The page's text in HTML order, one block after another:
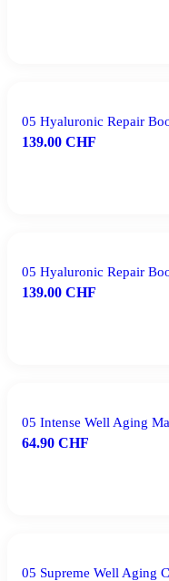
05 Hyaluronic Repair
139.00 CHF
05 Hyaluronic Repair
139.00 CHF
05 Intense Well Aging
64.90 CHF
05 Supreme Well Aging